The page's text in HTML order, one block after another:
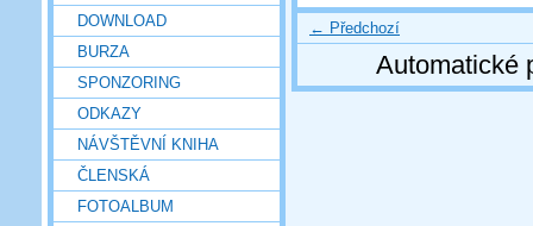
DOWNLOAD
BURZA
SPONZORING
ODKAZY
NÁVŠTĚVNÍ KNIHA
ČLENSKÁ
FOTOALBUM
← Předchozí
Automatické